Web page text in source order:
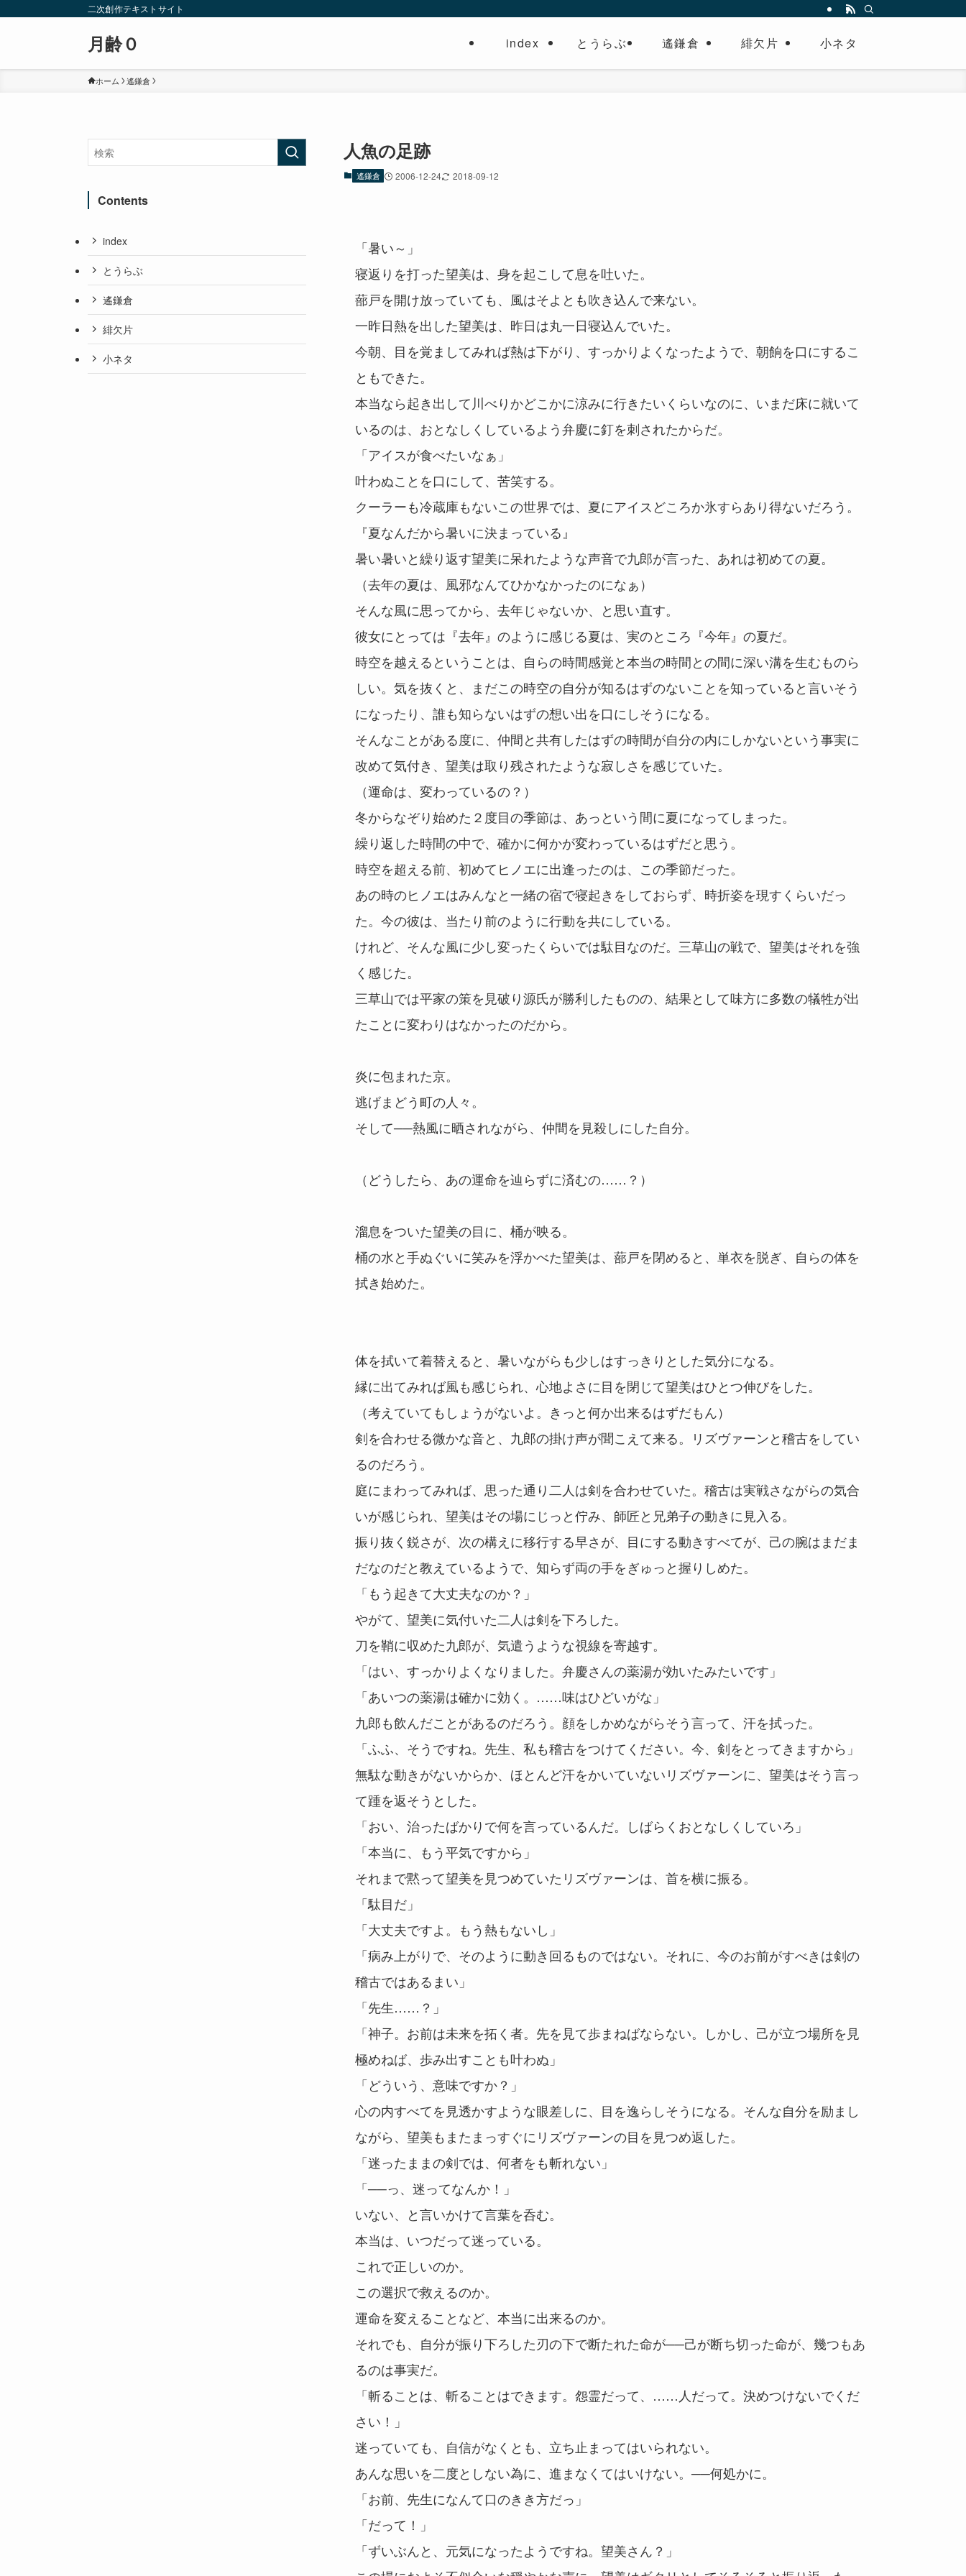
二次創作テキストサイト
月齢０ index とうらぶ 遙鎌倉 緋欠片 小ネタ
ホーム 遙鎌倉
人魚の足跡
遙鎌倉 2006-12-24 2018-09-12
「暑い～」
寝返りを打った望美は、身を起こして息を吐いた。
蔀戸を開け放っていても、風はそよとも吹き込んで来ない。
一昨日熱を出した望美は、昨日は丸一日寝込んでいた。
今朝、目を覚ましてみれば熱は下がり、すっかりよくなったようで、朝餉を口にするこ
ともできた。
本当なら起き出して川べりかどこかに涼みに行きたいくらいなのに、いまだ床に就いて
いるのは、おとなしくしているよう弁慶に釘を刺されたからだ。
「アイスが食べたいなぁ」
叶わぬことを口にして、苦笑する。
クーラーも冷蔵庫もないこの世界では、夏にアイスどころか氷すらあり得ないだろう。
『夏なんだから暑いに決まっている』
暑い暑いと繰り返す望美に呆れたような声音で九郎が言った、あれは初めての夏。
（去年の夏は、風邪なんてひかなかったのになぁ）
そんな風に思ってから、去年じゃないか、と思い直す。
彼女にとっては『去年』のように感じる夏は、実のところ『今年』の夏だ。
時空を越えるということは、自らの時間感覚と本当の時間との間に深い溝を生むものら
しい。気を抜くと、まだこの時空の自分が知るはずのないことを知っていると言いそう
になったり、誰も知らないはずの想い出を口にしそうになる。
そんなことがある度に、仲間と共有したはずの時間が自分の内にしかないという事実に
改めて気付き、望美は取り残されたような寂しさを感じていた。
（運命は、変わっているの？）
冬からなぞり始めた２度目の季節は、あっという間に夏になってしまった。
繰り返した時間の中で、確かに何かが変わっているはずだと思う。
時空を超える前、初めてヒノエに出逢ったのは、この季節だった。
あの時のヒノエはみんなと一緒の宿で寝起きをしておらず、時折姿を現すくらいだっ
た。今の彼は、当たり前のように行動を共にしている。
けれど、そんな風に少し変ったくらいでは駄目なのだ。三草山の戦で、望美はそれを強
く感じた。
三草山では平家の策を見破り源氏が勝利したものの、結果として味方に多数の犠牲が出
たことに変わりはなかったのだから。
炎に包まれた京。
逃げまどう町の人々。
そして──熱風に晒されながら、仲間を見殺しにした自分。
（どうしたら、あの運命を辿らずに済むの……？）
溜息をついた望美の目に、桶が映る。
桶の水と手ぬぐいに笑みを浮かべた望美は、蔀戸を閉めると、単衣を脱ぎ、自らの体を
拭き始めた。
体を拭いて着替えると、暑いながらも少しはすっきりとした気分になる。
縁に出てみれば風も感じられ、心地よさに目を閉じて望美はひとつ伸びをした。
（考えていてもしょうがないよ。きっと何か出来るはずだもん）
剣を合わせる微かな音と、九郎の掛け声が聞こえて来る。リズヴァーンと稽古をしてい
るのだろう。
庭にまわってみれば、思った通り二人は剣を合わせていた。稽古は実戦さながらの気合
いが感じられ、望美はその場にじっと佇み、師匠と兄弟子の動きに見入る。
振り抜く鋭さが、次の構えに移行する早さが、目にする動きすべてが、己の腕はまだま
だなのだと教えているようで、知らず両の手をぎゅっと握りしめた。
「もう起きて大丈夫なのか？」
やがて、望美に気付いた二人は剣を下ろした。
刀を鞘に収めた九郎が、気遣うような視線を寄越す。
「はい、すっかりよくなりました。弁慶さんの薬湯が効いたみたいです」
「あいつの薬湯は確かに効く。……味はひどいがな」
九郎も飲んだことがあるのだろう。顔をしかめながらそう言って、汗を拭った。
「ふふ、そうですね。先生、私も稽古をつけてください。今、剣をとってきますから」
無駄な動きがないからか、ほとんど汗をかいていないリズヴァーンに、望美はそう言っ
て踵を返そうとした。
「おい、治ったばかりで何を言っているんだ。しばらくおとなしくしていろ」
「本当に、もう平気ですから」
それまで黙って望美を見つめていたリズヴァーンは、首を横に振る。
「駄目だ」
「大丈夫ですよ。もう熱もないし」
「病み上がりで、そのように動き回るものではない。それに、今のお前がすべきは剣の
稽古ではあるまい」
「先生……？」
「神子。お前は未来を拓く者。先を見て歩まねばならない。しかし、己が立つ場所を見
極めねば、歩み出すことも叶わぬ」
「どういう、意味ですか？」
心の内すべてを見透かすような眼差しに、目を逸らしそうになる。そんな自分を励まし
ながら、望美もまたまっすぐにリズヴァーンの目を見つめ返した。
「迷ったままの剣では、何者をも斬れない」
「──っ、迷ってなんか！」
いない、と言いかけて言葉を呑む。
本当は、いつだって迷っている。
これで正しいのか。
この選択で救えるのか。
運命を変えることなど、本当に出来るのか。
それでも、自分が振り下ろした刃の下で断たれた命が──己が断ち切った命が、幾つもあ
るのは事実だ。
「斬ることは、斬ることはできます。怨霊だって、……人だって。決めつけないでくだ
さい！」
迷っていても、自信がなくとも、立ち止まってはいられない。
あんな思いを二度としない為に、進まなくてはいけない。──何処かに。
「お前、先生になんて口のきき方だっ」
「だって！」
「ずいぶんと、元気になったようですね。望美さん？」
Contents
index
とうらぶ
遙鎌倉
緋欠片
小ネタ